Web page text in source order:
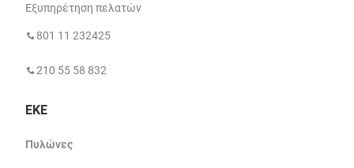
Εξυπηρέτηση πελατών
801 11 232425
210 55 58 832
ΕΚΕ
Πυλώνες